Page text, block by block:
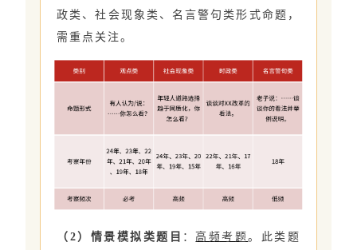
政类、社会现象类、名言警句类形式命题，
需重点关注。
（2）情景模拟类题目 ： 高频考题。此类题